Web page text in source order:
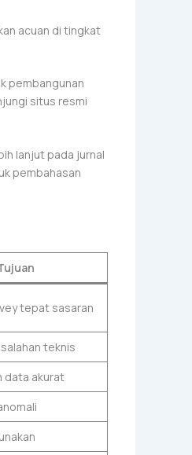
acuan di tingkat
pembangunan
situs resmi
lanjut pada jurnal
pembahasan
tepat sasaran
teknis
data akurat